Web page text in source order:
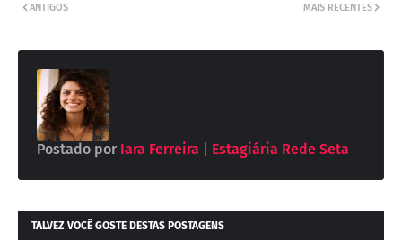
MAIS RECENTES
ANTIGOS
Postado por Iara Ferreira | Estagiária Rede Seta
TALVEZ VOCÊ GOSTE DESTAS POSTAGENS